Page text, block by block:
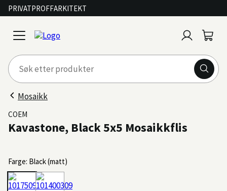
PRIVATPROFFARKITEKT
open
menu
inn
Mosaikk
COEM
Kavastone, Black 5x5 Mosaikkflis
Farge: Black (matt)